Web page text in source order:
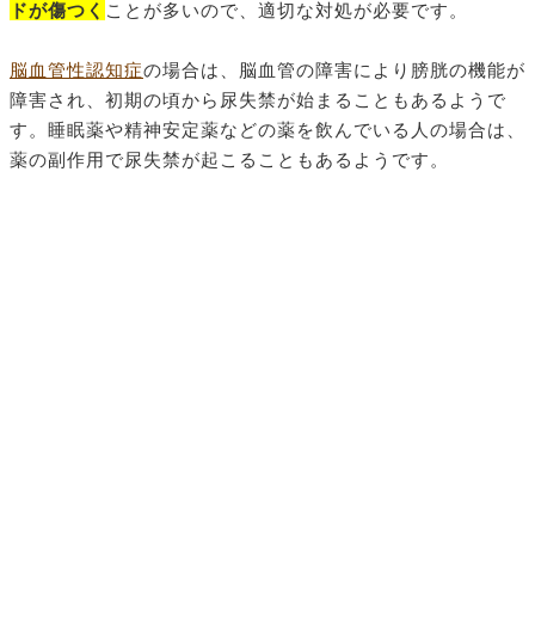
ドが傷つく ことが多いので、適切な対処が必要です。
脳血管性認知症の場合は、脳血管の障害により膀胱の機能が
障害され、初期の頃から尿失禁が始まることもあるようで
す。睡眠薬や精神安定薬などの薬を飲んでいる人の場合は、
薬の副作用で尿失禁が起こることもあるようです。